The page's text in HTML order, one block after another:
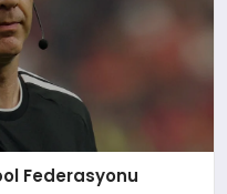
Federasyonu